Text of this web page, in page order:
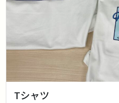
Tシャツ